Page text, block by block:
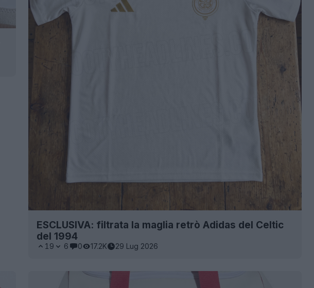
ESCLUSIVA: filtrata la maglia retrò Adidas del Celtic
del 1994
19 6 0 17.2K 29 Lug 2026